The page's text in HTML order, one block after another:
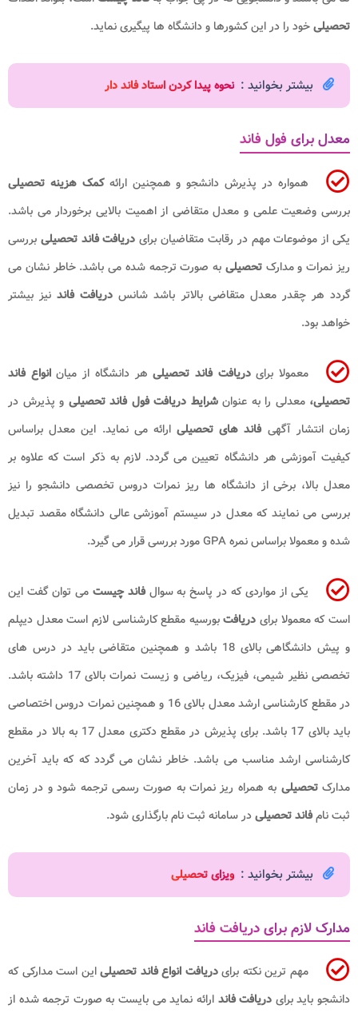
تحصیلیخود را در این کشورها و دانشگاه ها پیگیری نماید.
بیشتر بخوانید : نحوه پیدا کردن استاد فاند دار
معدل برای فول فاند
همواره در پذیرش دانشجو و همچنین ارائهکمک هزینه تحصیلی
بررسی وضعیت علمی و معدل متقاضی از اهمیت بالایی برخوردار می باشد.
یکی از موضوعات مهم در رقابت متقاضیان برایدریافت فاند تحصیلی بررسی
ریز نمرات و مدارکتحصیلی به صورت ترجمه شده می باشد. خاطر نشان می
گردد هر چقدر معدل متقاضی بالاتر باشد شانسدریافت فاندنیز بیشتر
خواهد بود.
معمولا برایدریافت فاند تحصیلیهر دانشگاه از میانانواع فاند
تحصیلی، معدلی را به عنوانشرایط دریافت فول فاند تحصیلی و پذیرش در
زمان انتشار آگهی فاند های تحصیلیارائه می نماید. این معدل براساس
کیفیت آموزشی هر دانشگاه تعیین می گردد. لازم به ذکر است که علاوه بر
معدل بالا، برخی از دانشگاه ها ریز نمرات دروس تخصصی دانشجو را نیز
بررسی می نمایند که معدل در سیستم آموزشی عالی دانشگاه مقصد تبدیل
شده و معمولا براساس نمره GPA مورد بررسی قرار می گیرد.
یکی از مواردی که در پاسخ به سوالفاند چیست می توان گفت این
است که معمولا برای دریافتبورسیه مقطع کارشناسی لازم است معدل دیپلم
و پیش دانشگاهی بالای 18 باشد و همچنین متقاضی باید در درس های
تخصصی نظیر شیمی، فیزیک، ریاضی و زیست نمرات بالای 17 داشته باشد.
در مقطع کارشناسی ارشد معدل بالای 16 و همچنین نمرات دروس اختصاصی
باید بالای 17 باشد. برای پذیرش در مقطع دکتری معدل 17 به بالا در مقطع
کارشناسی ارشد مناسب می باشد. خاطر نشان می گردد که که باید آخرین
مدارکتحصیلی به همراه ریز نمرات به صورت رسمی ترجمه شود و در زمان
ثبت نامفاند تحصیلیدر سامانه ثبت نام بارگذاری شود.
بیشتر بخوانید : ویزای تحصیلی
مدارک لازم برای دریافت فاند
مهم ترین نکته برایدریافت انواع فاند تحصیلیاین است مدارکی که
دانشجو باید برای دریافت فاند ارائه نماید می بایست به صورت ترجمه شده از